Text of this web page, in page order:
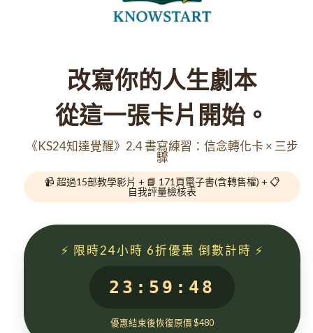
改寫你的人生劇本
從這一張卡片開始。
《KS24知達覺醒》2.4 書寫練習：信念轉化卡 × 三步
驟
📹 超過15部教學影片 + 📘 171頁電子書(含轉售權) + 📋
自我評量檢核表
⚡ 限時24小時 6折優惠 倒數計時 ⚡
23:59:47
優惠結束後恢復原價 $480